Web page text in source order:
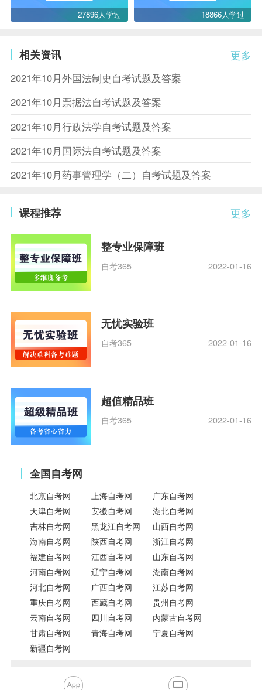
27896人学过 18866人学过
更多
相关资讯
2021年10月外国法制史自考试题及答案
2021年10月票据法自考试题及答案
2021年10月行政法学自考试题及答案
2021年10月国际法自考试题及答案
2021年10月药事管理学（二）自考试题及答案
更多
课程推荐
整专业保障班
自考365 2022-01-16
无忧实验班
自考365 2022-01-16
超值精品班
自考365 2022-01-16
全国自考网
北京自考网 上海自考网
广东自考网
天津自考网
安徽自考网
湖北自考网
吉林自考网
黑龙江自考网
山西自考网
海南自考网
陕西自考网
浙江自考网
福建自考网
江西自考网
山东自考网
河南自考网
辽宁自考网
湖南自考网
河北自考网
广西自考网
江苏自考网
重庆自考网
西藏自考网
贵州自考网
云南自考网
四川自考网
内蒙古自考网
甘肃自考网
青海自考网
宁夏自考网
新疆自考网